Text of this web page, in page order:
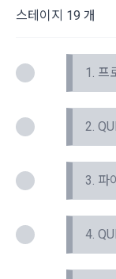
관한법률, 전기통
진등에관한법률,
비자기본법 등의
2. "회원"이 "회사"
제 5 조 (이용계
1. "회원"이 이용
의 안내를 "회원"
2. “회사”는 "회
하는 자가 본 약관
모바일 서비스의
이는 개인을 식별
4) 보상금 지급
소득세법)
5) 채용 합격 시,
필수항목: 합격자
스테이지 19 개
1. 프
2.
3. 파
4.